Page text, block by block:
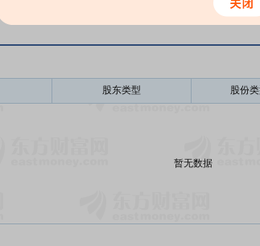
股东类型 股份
暂无数据